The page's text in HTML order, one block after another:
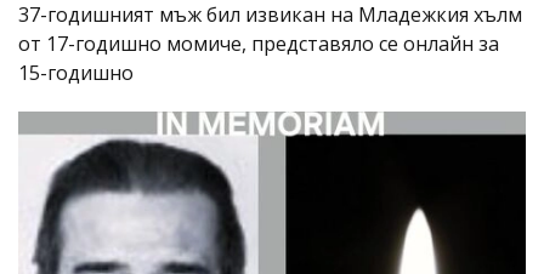
37-годишният мъж бил извикан на Младежкия хълм
от 17-годишно момиче, представяло се онлайн за
15-годишно